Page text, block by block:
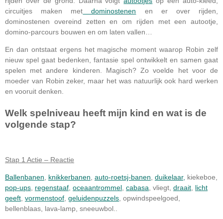
circuitjes maken met dominostenen en er over rijden,
dominostenen overeind zetten en om rijden met een autootje,
domino-parcours bouwen en om laten vallen…
En dan ontstaat ergens het magische moment waarop Robin zelf
nieuw spel gaat bedenken, fantasie spel ontwikkelt en samen gaat
spelen met andere kinderen. Magisch? Zo voelde het voor de
moeder van Robin zeker, maar het was natuurlijk ook hard werken
en vooruit denken.
Welk spelniveau heeft mijn kind en wat is de
volgende stap?
Stap 1 Actie – Reactie
Ballenbanen knikkerbanen auto-roetsj-banen duikelaar, kiekeboe,
pop-ups regenstaaf oceaantrommel cabasa , vliegt, draait licht
geeft vormenstoof geluidenpuzzels , opwindspeelgoed,
bellenblaas, lava-lamp, sneeuwbol..